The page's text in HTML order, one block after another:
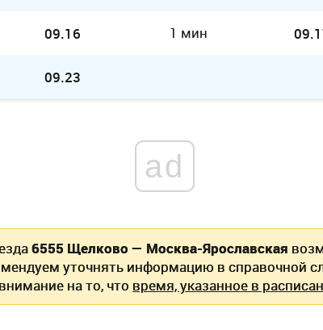
09.16 1 мин
09.23
ad
6555 Щелково — Москва-Ярославская
уточнять информацию в справочной
на то, что время, указанное в